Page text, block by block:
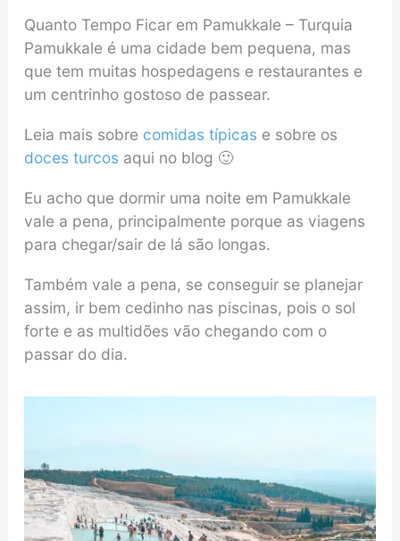
Quanto Tempo Ficar em Pamukkale – Turquia
Pamukkale é uma cidade bem pequena, mas
que tem muitas hospedagens e restaurantes e
um centrinho gostoso de passear.
Leia mais sobre comidas típicas e sobre os
doces turcos aqui no blog 🙂
Eu acho que dormir uma noite em Pamukkale
vale a pena, principalmente porque as viagens
para chegar/sair de lá são longas.
Também vale a pena, se conseguir se planejar
assim, ir bem cedinho nas piscinas, pois o sol
forte e as multidões vão chegando com o
passar do dia.